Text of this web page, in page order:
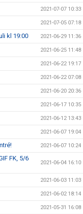
2021-07-07 10:33
2021-07-05 07:18
kl 19:00 2021-06-29 11:36
2021-06-25 11:48
2021-06-22 19:17
2021-06-22 07:08
2021-06-20 20:36
2021-06-17 10:35
2021-06-12 13:43
2021-06-07 19:04
2021-06-07 10:24
FK, 5/6
2021-06-04 16:10
2021-06-03 11:03
2021-06-02 18:14
2021-05-31 16:08